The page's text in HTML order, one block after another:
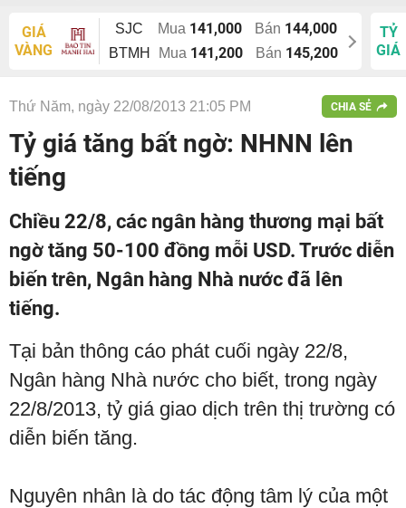
GIÁ
VÀNG
SJC Mua 141,000 Bán 144,000
BTMH Mua 141,200 Bán 145,200
TỶ
GIÁ
Thứ Năm, ngày 22/08/2013 21:05 PM CHIA SẺ
Tỷ giá tăng bất ngờ: NHNN lên
tiếng
Chiều 22/8, các ngân hàng thương mại bất
ngờ tăng 50-100 đồng mỗi USD. Trước diễn
biến trên, Ngân hàng Nhà nước đã lên
tiếng.
Tại bản thông cáo phát cuối ngày 22/8,
Ngân hàng Nhà nước cho biết, trong ngày
22/8/2013, tỷ giá giao dịch trên thị trường có
diễn biến tăng.
Nguyên nhân là do tác động tâm lý của một